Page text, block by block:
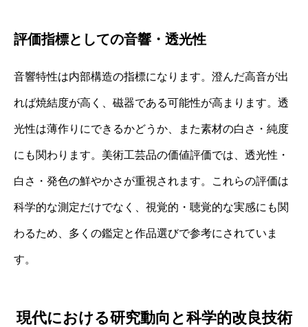
評価指標としての音響・透光性
音響特性は内部構造の指標になります。澄んだ高音が出
れば焼結度が高く、磁器である可能性が高まります。透
光性は薄作りにできるかどうか、また素材の白さ・純度
にも関わります。美術工芸品の価値評価では、透光性・
白さ・発色の鮮やかさが重視されます。これらの評価は
科学的な測定だけでなく、視覚的・聴覚的な実感にも関
わるため、多くの鑑定と作品選びで参考にされていま
す。
現代における研究動向と科学的改良技術